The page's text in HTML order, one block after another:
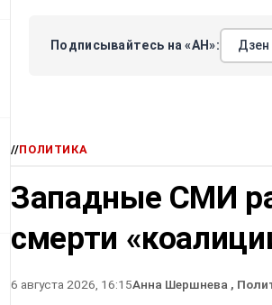
Подписывайтесь на «АН»: Дзен
//ПОЛИТИКА
Западные СМИ
смерти
6 августа 2026, 16:15Анна Шершнева ,